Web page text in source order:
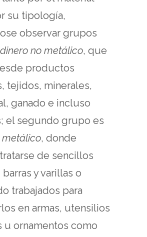
su tipología,
observar grupos
dinero no metálico, que
productos
tejidos, minerales,
ganado e incluso
el segundo grupo es
metálico, donde
de sencillos
y varillas o
trabajados para
en armas, utensilios
u ornamentos como